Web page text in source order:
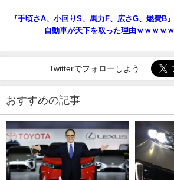
『手頃さA、小回りS、馬力F、広さG、燃費B
自動車が天下を取った理由ｗｗｗｗ
Twitterでフォローしよう
おすすめの記事